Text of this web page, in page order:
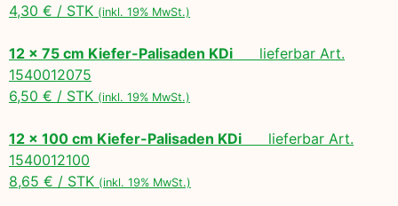
4,30 € / STK (inkl. 19% MwSt.)
12 x 75 cm Kiefer-Palisaden KDi lieferbar Art.
1540012075
6,50 € / STK (inkl. 19% MwSt.)
12 x 100 cm Kiefer-Palisaden KDi lieferbar Art.
1540012100
8,65 € / STK (inkl. 19% MwSt.)